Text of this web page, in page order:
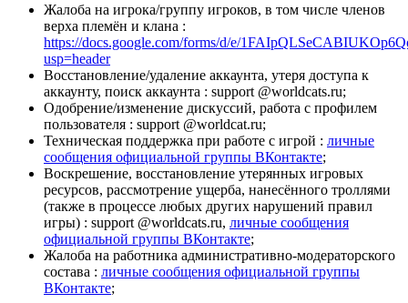
Жалоба на игрока/группу игроков, в том числе членов
верха племён и клана :
https://docs.google.com/forms/d/e/
usp=header
Восстановление/удаление аккаунта, утеря доступа к
аккаунту, поиск аккаунта : support @worldcats.ru;
Одобрение/изменение дискуссий, работа с профилем
пользователя : support @worldcat.ru;
Техническая поддержка при работе с игрой : личные
сообщения официальной группы ВКонтакте;
Воскрешение, восстановление утерянных игровых
ресурсов, рассмотрение ущерба, нанесённого троллями
(также в процессе любых других нарушений правил
игры) : support @worldcats.ru, личные сообщения
официальной группы ВКонтакте;
Жалоба на работника административно-модераторского
состава : личные сообщения официальной группы
ВКонтакте;